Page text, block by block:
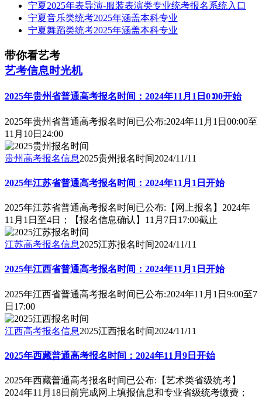
宁夏2025年表导演-服装表演类专业统考报名系统入口
宁夏音乐类统考2025年涵盖本科专业
宁夏舞蹈类统考2025年涵盖本科专业
带你看艺考
艺考信息时光机
2025年贵州省普通高考报名时间：2024年11月1日0∶00开始
2025年贵州省普通高考报名时间已公布:2024年11月1日00:00至
11月10日24:00
贵州高考报名信息2025贵州报名时间2024/11/11
2025年江苏省普通高考报名时间：2024年11月1日开始
2025年江苏省普通高考报名时间已公布:【网上报名】2024年
11月1日至4日；【报名信息确认】11月7日17:00截止
江苏高考报名信息2025江苏报名时间2024/11/11
2025年江西省普通高考报名时间：2024年11月1日开始
2025年江西省普通高考报名时间已公布:2024年11月1日9:00至7
日17:00
江西高考报名信息2025江西报名时间2024/11/11
2025年西藏普通高考报名时间：2024年11月9日开始
2025年西藏普通高考报名时间已公布:【艺术类省级统考】
2024年11月18日前完成网上填报信息和专业省级统考缴费；